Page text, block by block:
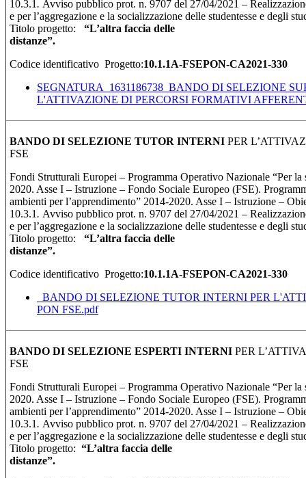
10.3.1 . Avviso pubblico prot. n. 9707 del 27/04/2021 –
e per l’aggregazione e la socializzazione delle studentesse e degli
Titolo progetto:
“L’altra faccia delle
Codice identificativo Progetto:10.1.1A-FSEPON-CA2021-330
SEGNATURA_1631186738_BANDO DI SELEZIONE
L'ATTIVAZIONE DI PERCORSI FORMATIVI
BANDO DI SELEZIONE TUTOR INTERNI PER
FSE
Fondi Strutturali Europei – Programma Operativo Nazionale “Per
2020. Asse I – Istruzione – Fondo Sociale Europeo (FSE).
ambienti per l’apprendimento” 2014-2020. Asse I – Istruzione –
10.3.1. Avviso pubblico prot. n. 9707 del 27/04/2021 –
e per l’aggregazione e la socializzazione delle studentesse e degli
Titolo progetto:
“L’altra faccia delle
Codice identificativo Progetto:10.1.1A-FSEPON-CA2021-330
_BANDO DI SELEZIONE TUTOR INTERNI PER
PON FSE.pdf
BANDO DI SELEZIONE ESPERTI INTERNI PER
FSE
Fondi Strutturali Europei – Programma Operativo Nazionale “Per
2020. Asse I – Istruzione – Fondo Sociale Europeo (FSE).
ambienti per l’apprendimento” 2014-2020. Asse I – Istruzione –
10.3.1. Avviso pubblico prot. n. 9707 del 27/04/2021 –
e per l’aggregazione e la socializzazione delle studentesse e degli
Titolo progetto: “L’altra faccia delle